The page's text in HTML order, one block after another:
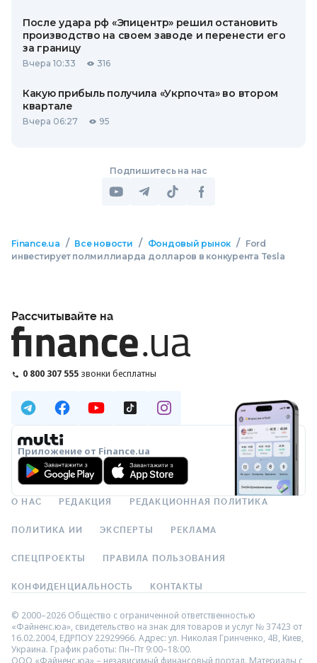
После удара рф «Эпицентр» решил остановить
производство на своем заводе и перенести его
за границу
Вчера 10:33 316
Какую прибыль получила «Укрпочта» во втором
квартале
Вчера 06:27 95
Подпишитесь на нас
Finance.ua / Все новости / Фондовый рынок /
Ford
инвестирует полмиллиарда долларов в конкурента Tesla
Рассчитывайте на
0 800 307 555 звонки бесплатны
Приложение от Finance.ua
О НАС РЕДАКЦИЯ РЕДАКЦИОННАЯ ПОЛИТИКА
ПОЛИТИКА ИИ ЭКСПЕРТЫ РЕКЛАМА
СПЕЦПРОЕКТЫ ПРАВИЛА ПОЛЬЗОВАНИЯ
КОНФИДЕНЦИАЛЬНОСТЬ КОНТАКТЫ
© 2000–2026 Общество с ограниченной ответственностью
«Файненс.юа», свидетельство на знак для товаров и услуг № 37423 от
16.02.2004, ЕДРПОУ 22929966. Адрес: ул. Николая Гринченко, 4В, Киев,
Украина. График работы: Пн–Пт 9:00–18:00.
ООО «Файненс.юа» – независимый финансовый портал. Материалы с